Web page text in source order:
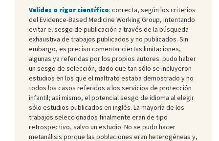
Validez o rigor científico: correcta, según los criterios
del Evidence-Based Medicine Working Group, intentando
evitar el sesgo de publicación a través de la búsqueda
exhaustiva de trabajos publicados y no publicados. Sin
embargo, es preciso comentar ciertas limitaciones,
algunas ya referidas por los propios autores: pudo haber
un sesgo de selección, dado que tan sólo se incluyeron
estudios en los que el maltrato estaba demostrado y no
todos los casos referidos a los servicios de protección
infantil; así mismo, el potencial sesgo de idioma al elegir
sólo estudios publicados en inglés. La mayoría de los
trabajos seleccionados finalmente eran de tipo
retrospectivo, salvo un estudio. No se pudo hacer
metanálisis porque las poblaciones eran heterogéneas y,